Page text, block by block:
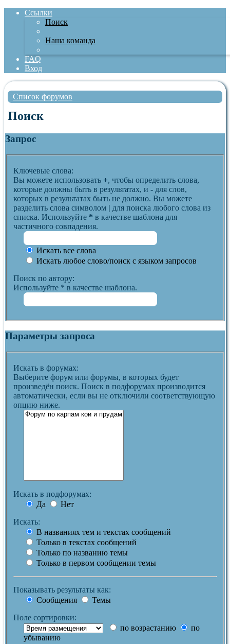
Ссылки
Поиск
Наша команда
FAQ
Вход
Список форумов
Поиск
Запрос
Ключевые слова:
Вы можете использовать +, чтобы определить слова,
которые должны быть в результатах, и - для слов,
которых в результатах быть не должно. Вы можете
разделить слова символом | для поиска любого слова из
списка. Используйте * в качестве шаблона для
частичного совпадения.
Искать все слова
Искать любое слово/поиск с языком запросов
Поиск по автору:
Используйте * в качестве шаблона.
Параметры запроса
Искать в форумах:
Выберите форум или форумы, в которых будет
произведён поиск. Поиск в подфорумах производится
автоматически, если вы не отключили соответствующую
опцию ниже.
Искать в подфорумах:
Да
Нет
Искать:
В названиях тем и текстах сообщений
Только в текстах сообщений
Только по названию темы
Только в первом сообщении темы
Показывать результаты как:
Сообщения
Темы
Поле сортировки:
по возрастанию
по
убыванию